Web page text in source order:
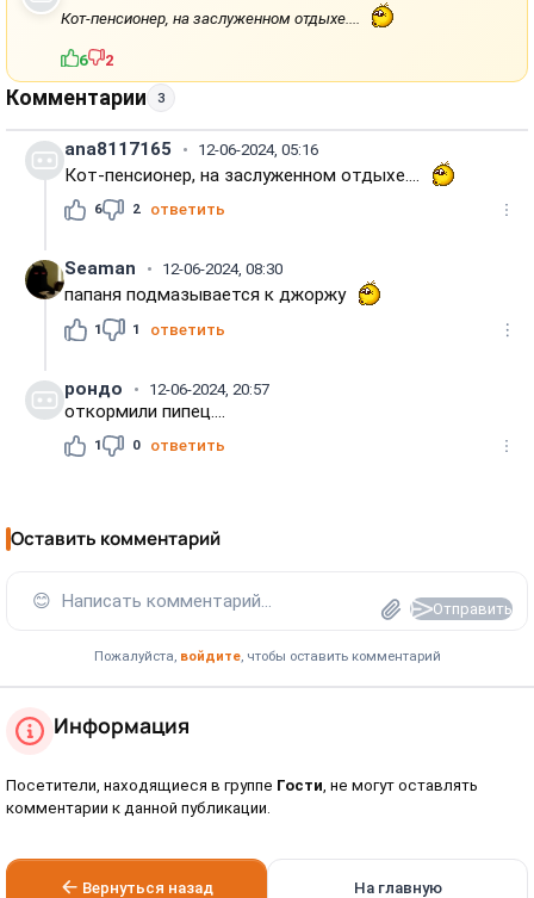
Кот-пенсионер, на заслуженном отдыхе....
6 2
Комментарии 3
ana8117165 12-06-2024, 05:16
Кот-пенсионер, на заслуженном отдыхе....
6 2 ответить
Seaman 12-06-2024, 08:30
папаня подмазывается к джоржу
1 1 ответить
рондо 12-06-2024, 20:57
откормили пипец....
1 0 ответить
Оставить комментарий
😊 Написать комментарий... Отправить
Пожалуйста, войдите, чтобы оставить комментарий
Информация
Посетители, находящиеся в группе Гости, не могут оставлять
комментарии к данной публикации.
Вернуться назад На главную